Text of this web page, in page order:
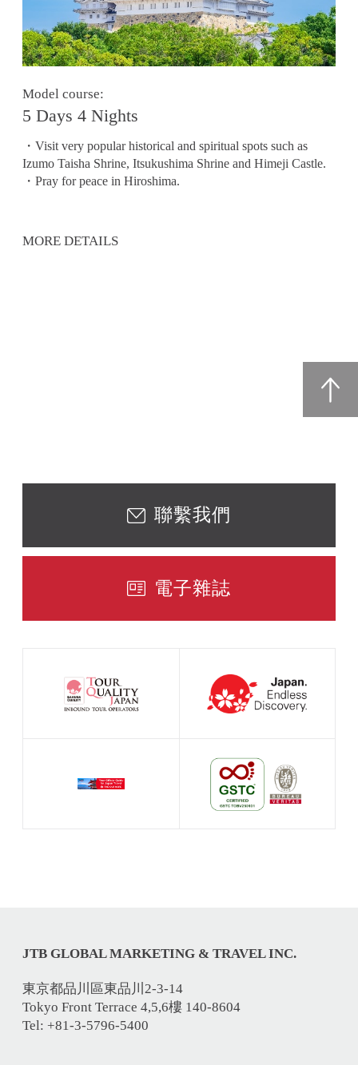
Model course:
5 Days 4 Nights
・Visit very popular historical and spiritual spots such as
Izumo Taisha Shrine, Itsukushima Shrine and Himeji Castle.
・Pray for peace in Hiroshima.
MORE DETAILS
聯繫我們
電子雜誌
JTB GLOBAL MARKETING & TRAVEL INC.
東京都品川區東品川2-3-14
Tokyo Front Terrace 4,5,6樓 140-8604
Tel: +81-3-5796-5400